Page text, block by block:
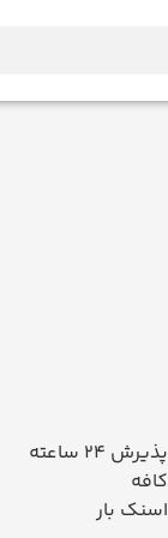
پذیرش 24 ساعته
کافه
اسنک بار